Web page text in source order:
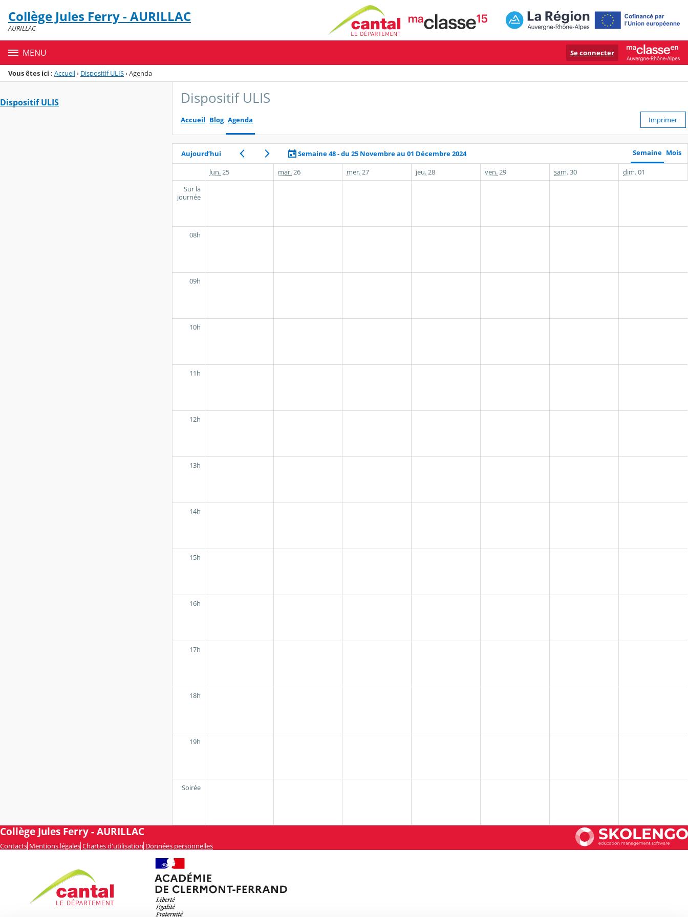
Menu de la rubrique
Contenu
Collège Jules Ferry - AURILLAC
AURILLAC
MENU Se connecter
Vous êtes ici : Accueil› Dispositif ULIS›Agenda
Dispositif ULIS Dispositif ULIS
Accueil Blog Agenda Imprimer
Aujourd’hui Semaine 48 - du 25 Novembre au 01 Décembre 2024 Semaine Mois
lun. 25 mar. 26 mer. 27 jeu. 28 ven. 29 sam.30 dim.01
Sur la
journée
08h
09h
10h
11h
12h
13h
14h
15h
16h
17h
18h
19h
Soirée
Collège Jules Ferry - AURILLAC
Contacts Mentions légales Chartes d'utilisation Données personnelles